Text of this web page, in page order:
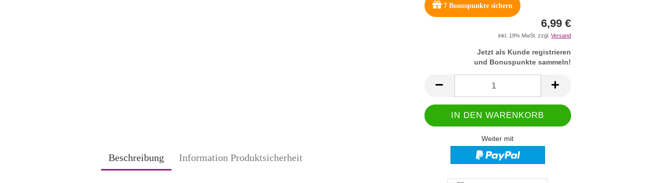
7Bonuspunkte sichern
6,99 €
inkl. 19% MwSt. zzgl. Versand
Jetzt als Kunde registrieren
und Bonuspunkte sammeln!
Weiter mit
Beschreibung Information Produktsicherheit